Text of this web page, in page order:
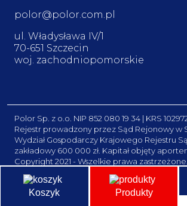
Koszyk Produkty
polor@polor.com.pl
ul. Władysława IV/1
70-651 Szczecin
woj. zachodniopomorskie
Polor Sp. z o.o. NIP 852 080 19 34 | KRS
Rejestr prowadzony przez Sąd Rejonowy w
Wydział Gospodarczy Krajowego Rejestru
zakładowy 600 000 zł. Kapitał objęty
Copyright 2021 - Wszelkie prawa zastrzeżone.